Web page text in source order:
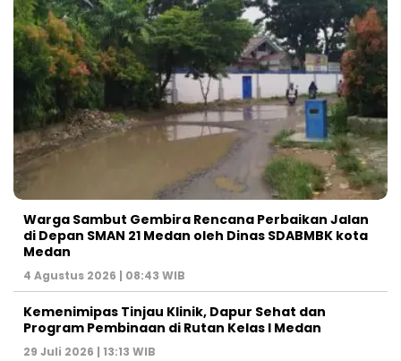
Warga Sambut Gembira Rencana Perbaikan Jalan
di Depan SMAN 21 Medan oleh Dinas SDABMBK kota
Medan
4 Agustus 2026 | 08:43 WIB
Kemenimipas Tinjau Klinik, Dapur Sehat dan
Program Pembinaan di Rutan Kelas I Medan
29 Juli 2026 | 13:13 WIB